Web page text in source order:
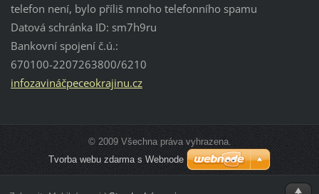
telefon není, bylo příliš mnoho telefonního spamu
Datová schránka ID: sm7h9ru
Bankovní spojení č.ú.:
670100-2207263800/6210
infozavináčpeceokrajinu.cz
© 2009 Všechna práva vyhrazena.
Tvorba webu zdarma s Webnode